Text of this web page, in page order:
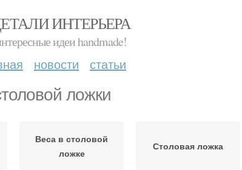
ИНТЕРЬЕРА
идеи handmade!
новости статьи
ложки
Веса в столовой
ложке
Столовая ложка